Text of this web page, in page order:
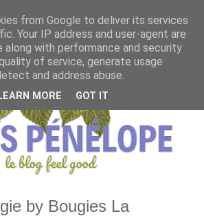
by Bougies La
from Google to deliver its services
Your IP address and user-agent are
along with performance and security
of service, generate usage
and address abuse.
LEARN MORE GOT IT